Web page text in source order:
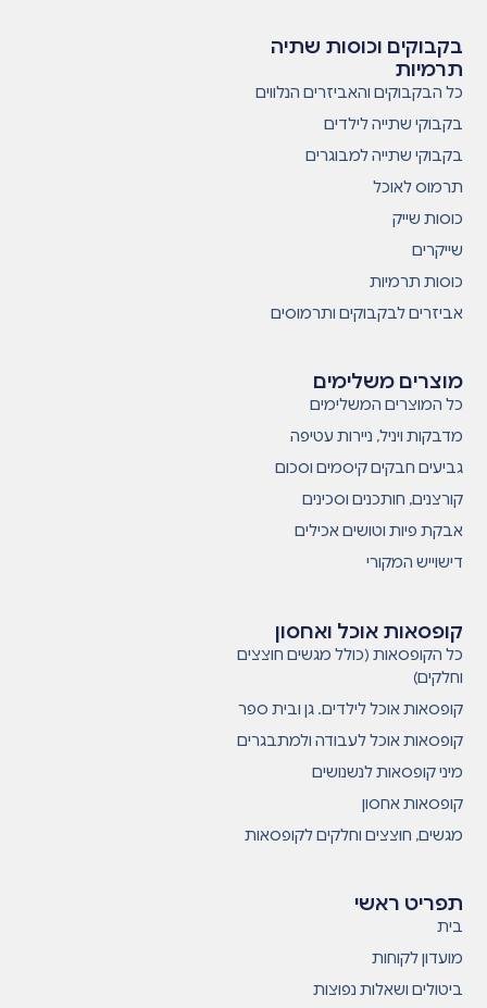
תפריט ראשי
בית
מועדון לקוחות
ביטולים ושאלות נפוצות
קופסאות אוכל ואחסון
כל הקופסאות (כולל מגשים חוצצים
וחלקים)
קופסאות אוכל לילדים. גן ובית ספר
קופסאות אוכל לעבודה ולמתבגרים
מיני קופסאות לנשנושים
קופסאות אחסון
מגשים, חוצצים וחלקים לקופסאות
מוצרים משלימים
כל המוצרים המשלימים
מדבקות ויניל, ניירות עטיפה
גביעים חבקים קיסמים וסכום
קורצנים, חותכנים וסכינים
אבקת פיות וטושים אכילים
דישוייש המקורי
בקבוקים וכוסות שתיה
תרמיות
כל הבקבוקים והאביזרים הנלווים
בקבוקי שתייה לילדים
בקבוקי שתייה למבוגרים
תרמוס לאוכל
כוסות שייק
שייקרים
כוסות תרמיות
אביזרים לבקבוקים ותרמוסים